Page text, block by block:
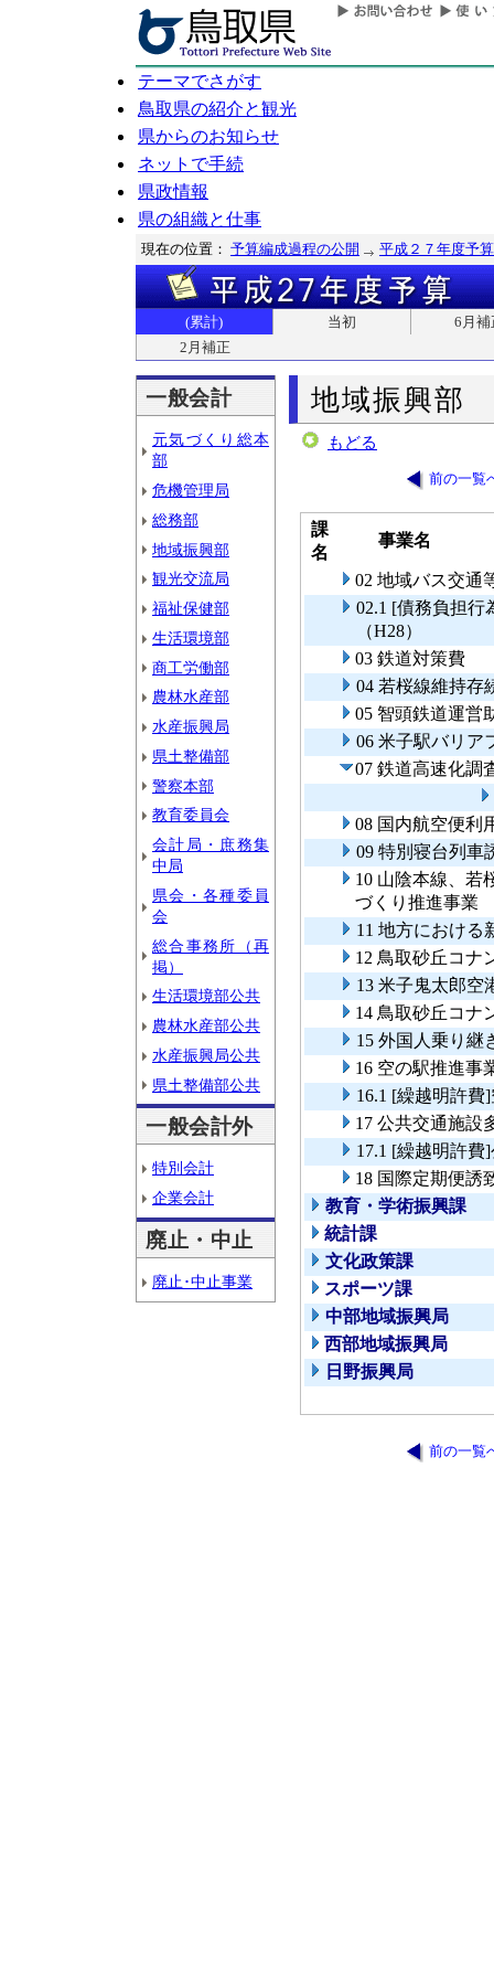
テーマでさがす
鳥取県の紹介と観光
県からのお知らせ
ネットで手続
県政情報
県の組織と仕事
現在の位置： 予算編成過程の公開 平成２７年度予算
(累計) 当初
6月補
2月補正
一般会計
元気づくり総本
部
危機管理局
総務部
地域振興部
観光交流局
福祉保健部
生活環境部
商工労働部
農林水産部
水産振興局
県土整備部
警察本部
教育委員会
会計局・庶務集
中局
県会・各種委員
会
総合事務所（再
掲）
生活環境部公共
農林水産部公共
水産振興局公共
県土整備部公共
一般会計外
特別会計
企業会計
廃止・中止
廃止･中止事業
地域振興部
もどる
前の一覧
課
名
事業名
02 地域バス交通
02.1 [債務負担行
（H28）
03 鉄道対策費
04 若桜線維持存
05 智頭鉄道運営
06 米子駅バリア
07 鉄道高速化調
08 国内航空便利
09 特別寝台列
10 山陰本線、若
づくり推進事
11 地方における
12 鳥取砂丘コナ
13 米子鬼太郎空
14 鳥取砂丘コナ
15 外国人乗り継
16 空の駅推進事
16.1 [繰越明許費
17 公共交通施設
17.1 [繰越明許
18 国際定期便誘
教育・学術振興課
統計課
文化政策課
スポーツ課
中部地域振興局
西部地域振興局
日野振興局
前の一覧